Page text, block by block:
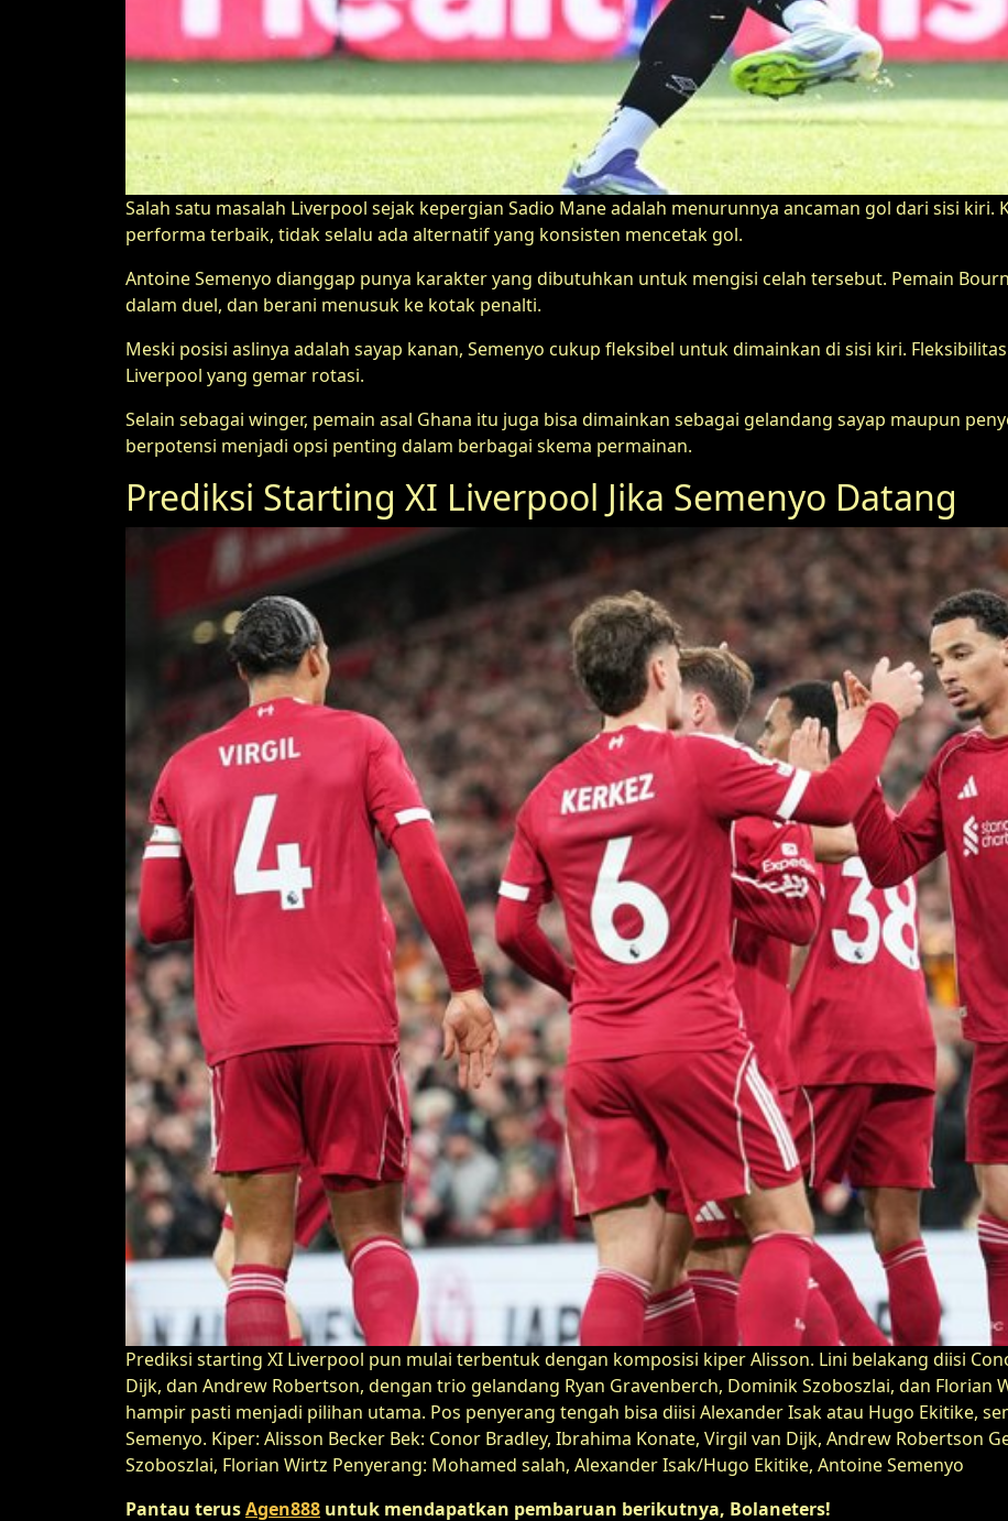
Salah satu masalah Liverpool sejak kepergian Sadio Mane adalah menurunnya ancaman gol dari sisi kiri.
performa terbaik, tidak selalu ada alternatif yang konsisten mencetak gol.
Antoine Semenyo dianggap punya karakter yang dibutuhkan untuk mengisi celah tersebut. Pemain
dalam duel, dan berani menusuk ke kotak penalti.
Meski posisi aslinya adalah sayap kanan, Semenyo cukup fleksibel untuk dimainkan di sisi kiri.
Liverpool yang gemar rotasi.
Selain sebagai winger, pemain asal Ghana itu juga bisa dimainkan sebagai gelandang sayap maupun
berpotensi menjadi opsi penting dalam berbagai skema permainan.
Prediksi Starting XI Liverpool Jika Semenyo Datang
Prediksi starting XI Liverpool pun mulai terbentuk dengan komposisi kiper Alisson. Lini belakang diisi
Dijk, dan Andrew Robertson, dengan trio gelandang Ryan Gravenberch, Dominik Szoboszlai, dan Florian
hampir pasti menjadi pilihan utama. Pos penyerang tengah bisa diisi Alexander Isak atau Hugo Ekitike,
Semenyo. Kiper: Alisson Becker Bek: Conor Bradley, Ibrahima Konate, Virgil van Dijk, Andrew Robertson
Szoboszlai, Florian Wirtz Penyerang: Mohamed salah, Alexander Isak/Hugo Ekitike, Antoine Semenyo
Pantau terusAgen888 untuk mendapatkan pembaruan berikutnya, Bolaneters!